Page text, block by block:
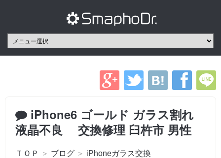
iPhone6 ゴールド ガラス割れ
液晶不良 交換修理 臼杵市 男性
ＴＯＰ ＞ ブログ ＞ iPhoneガラス交換